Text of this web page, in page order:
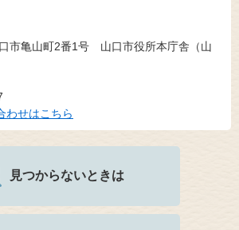
市亀山町2番1号 山口市役所本庁舎（山
わせはこちら
見つからないときは